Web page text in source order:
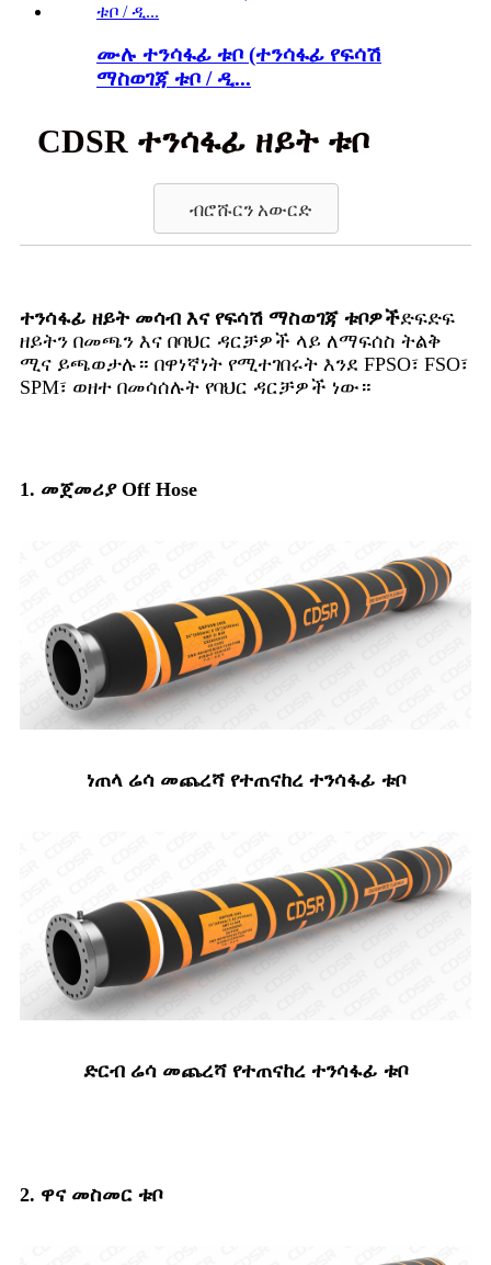
ሙሉ ተንሳፋፊ ቱቦ (ተንሳፋፊ የፍሳሽ
ማስወገጃ ቱቦ / ዲ...
CDSR ተንሳፋፊ ዘይት ቱቦ
ብሮሹርን አውርድ
ተንሳፋፊ ዘይት መሳብ እና የፍሳሽ ማስወገጃ ቱቦዎችድፍድፍ
ዘይትን በመጫን እና በባህር ዳርቻዎች ላይ ለማፍሰስ ትልቅ
ሚና ይጫወታሉ። በዋነኛነት የሚተገበሩት እንደ FPSO፣ FSO፣
SPM፣ ወዘተ በመሳሰሉት የባህር ዳርቻዎች ነው።
1. መጀመሪያ Off Hose
ነጠላ ሬሳ መጨረሻ የተጠናከረ ተንሳፋፊ ቱቦ
ድርብ ሬሳ መጨረሻ የተጠናከረ ተንሳፋፊ ቱቦ
2. ዋና መስመር ቱቦ